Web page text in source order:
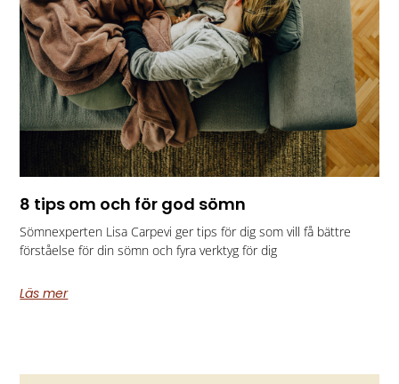
8 tips om och för god sömn
Sömnexperten Lisa Carpevi ger tips för dig som vill få bättre
förståelse för din sömn och fyra verktyg för dig
Läs mer